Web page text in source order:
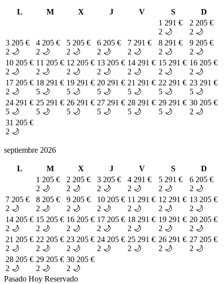
L M X J V S
D
1 291 €
2 🌙
2 205 €
2 🌙
3 205 €
2 🌙
4 205 €
2 🌙
5 205 €
2 🌙
6 205 €
2 🌙
7 291 €
2 🌙
8 291 €
2 🌙
9 205 €
2 🌙
10 205 €
2 🌙
11 205 €
2 🌙
12 205 €
2 🌙
13 205 €
2 🌙
14 291 €
2 🌙
15 291 €
2 🌙
16 205 €
2 🌙
17 205 €
2 🌙
18 291 €
5 🌙
19 291 €
5 🌙
20 291 €
5 🌙
21 291 €
5 🌙
22 291 €
5 🌙
23 291 €
5 🌙
24 291 €
5 🌙
25 291 €
5 🌙
26 291 €
5 🌙
27 291 €
5 🌙
28 291 €
5 🌙
29 291 €
5 🌙
30 205 €
2 🌙
31 205 €
2 🌙
septiembre 2026
L M X J V S
D
1 205 €
2 🌙
2 205 €
2 🌙
3 205 €
2 🌙
4 291 €
2 🌙
5 291 €
2 🌙
6 205 €
2 🌙
7 205 €
2 🌙
8 205 €
2 🌙
9 205 €
2 🌙
10 205 €
2 🌙
11 291 €
2 🌙
12 291 €
2 🌙
13 205 €
2 🌙
14 205 €
2 🌙
15 205 €
2 🌙
16 205 €
2 🌙
17 205 €
2 🌙
18 291 €
2 🌙
19 291 €
2 🌙
20 205 €
2 🌙
21 205 €
2 🌙
22 205 €
2 🌙
23 205 €
2 🌙
24 205 €
2 🌙
25 291 €
2 🌙
26 291 €
2 🌙
27 205 €
2 🌙
28 205 €
2 🌙
29 205 €
2 🌙
30 205 €
2 🌙
Pasado Hoy Reservado